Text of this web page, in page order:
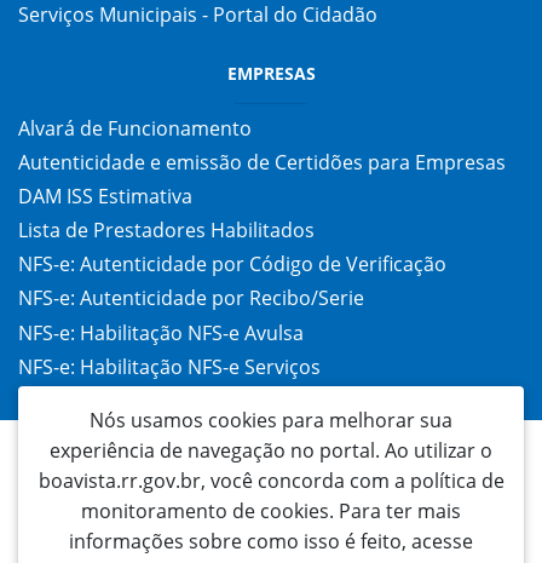
Serviços Municipais - Portal do Cidadão
EMPRESAS
Alvará de Funcionamento
Autenticidade e emissão de Certidões para Empresas
DAM ISS Estimativa
Lista de Prestadores Habilitados
NFS-e: Autenticidade por Código de Verificação
NFS-e: Autenticidade por Recibo/Serie
NFS-e: Habilitação NFS-e Avulsa
NFS-e: Habilitação NFS-e Serviços
Nós usamos cookies para melhorar sua
experiência de navegação no portal. Ao utilizar o
boavista.rr.gov.br, você concorda com a política de
monitoramento de cookies. Para ter mais
informações sobre como isso é feito, acesse